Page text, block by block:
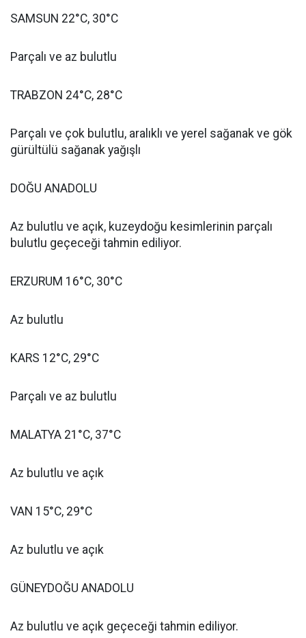
SAMSUN 22°C, 30°C
Parçalı ve az bulutlu
TRABZON 24°C, 28°C
Parçalı ve çok bulutlu, aralıklı ve yerel sağanak ve gök
gürültülü sağanak yağışlı
DOĞU ANADOLU
Az bulutlu ve açık, kuzeydoğu kesimlerinin parçalı
bulutlu geçeceği tahmin ediliyor.
ERZURUM 16°C, 30°C
Az bulutlu
KARS 12°C, 29°C
Parçalı ve az bulutlu
MALATYA 21°C, 37°C
Az bulutlu ve açık
VAN 15°C, 29°C
Az bulutlu ve açık
GÜNEYDOĞU ANADOLU
Az bulutlu ve açık geçeceği tahmin ediliyor.